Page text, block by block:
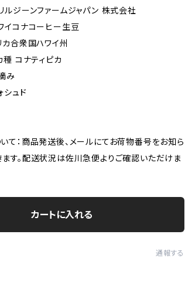
ジーンファームジャパン 株式会社
イコナコーヒー生豆
合衆国ハワイ州
コナティピカ
み
シュド
て：商品発送後、メールにてお荷物番号をお知ら
ます。配送状況は佐川急便よりご確認いただけま
カートに入れる
通報する